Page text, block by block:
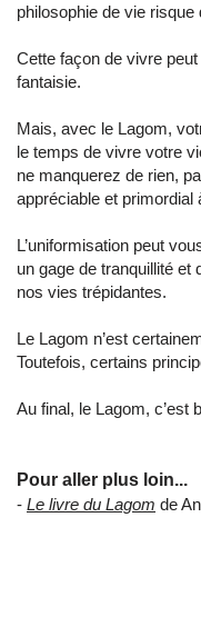
philosophie de vie risque
Cette façon de vivre
fantaisie.
Mais, avec le Lagom,
le temps de vivre votre
ne manquerez de rien,
appréciable et primordial
L’uniformisation peut
un gage de tranquillité et
nos vies trépidantes.
Le Lagom n’est
Toutefois, certains
Au final, le Lagom,
Pour aller plus loin...
- Le livre du Lagom de